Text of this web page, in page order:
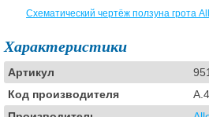
Схематический чертёж ползуна грота
Характеристики
Артикул
Код производителя